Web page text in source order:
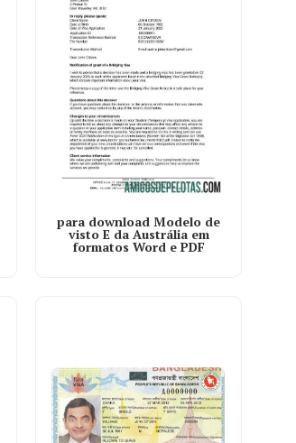
para download Modelo de
visto E da Austrália em
formatos Word e PDF